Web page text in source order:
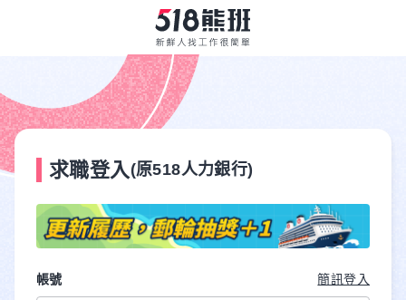
求職登入 (原518人力銀行)
帳號 簡訊登入